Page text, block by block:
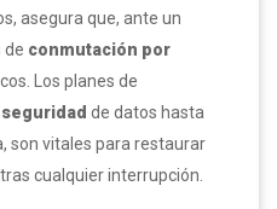
asegura que, ante un
de conmutación por
Los planes de
de datos hasta
son vitales para restaurar
cualquier interrupción.